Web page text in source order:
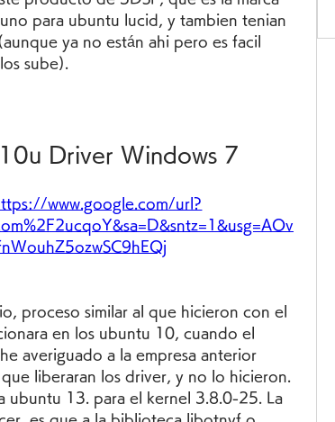
para ubuntu lucid, y tambien tenian
ya no están ahi pero es facil
sube).
Driver Windows 7
www.google.com/url?
proceso similar al que hicieron con el
en los ubuntu 10, cuando el
averiguado a la empresa anterior
liberaran los driver, y no lo hicieron.
ubuntu 13. para el kernel 3.8.0-25. La